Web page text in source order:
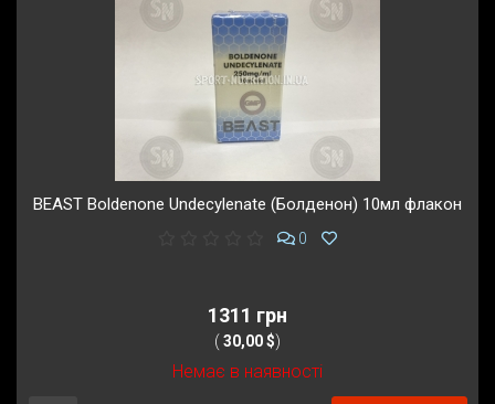
BEAST Boldenone Undecylenate (Болденон) 10мл флакон
0
1311 грн
( 30,00 $)
Немає в наявності